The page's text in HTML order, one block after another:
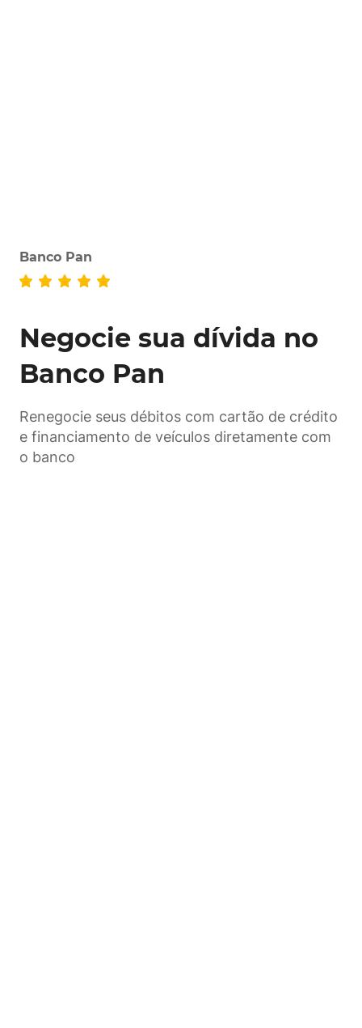
Banco Pan
Negocie sua dívida no
Banco Pan
Renegocie seus débitos com cartão de crédito
e financiamento de veículos diretamente com
o banco